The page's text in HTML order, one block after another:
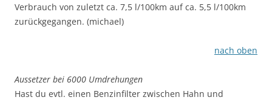
Verbrauch von zuletzt ca. 7,5 l/100km auf ca. 5,5 l/100km
zurückgegangen. (michael)
nach oben
Aussetzer bei 6000 Umdrehungen
Hast du evtl. einen Benzinfilter zwischen Hahn und